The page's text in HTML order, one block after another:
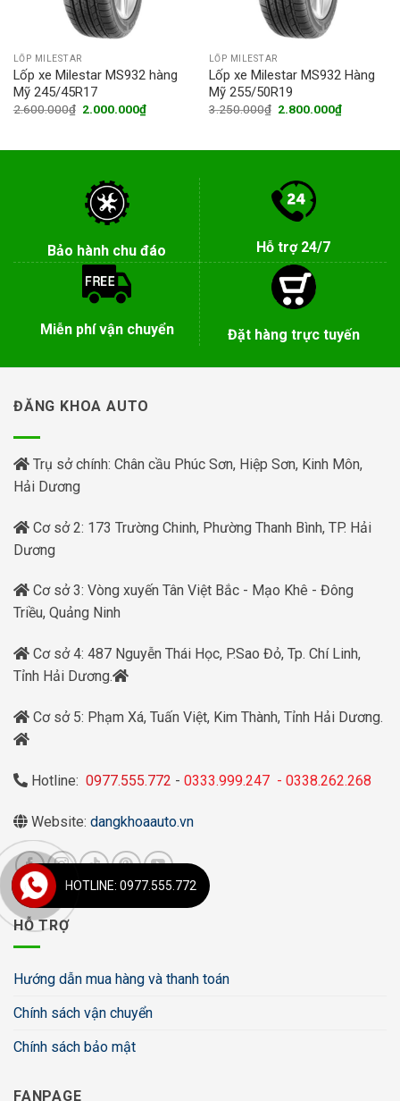
LỐP MILESTAR
Lốp xe Milestar MS932 hàng
Mỹ 245/45R17
2.600.000₫ Original
2.000.000₫Current
price
LỐP MILESTAR
Lốp xe Milestar MS932 Hàng
Mỹ 255/50R19
3.250.000₫ Original
2.800.000₫Current
price
Bảo hành chu đáo Hỗ trợ 24/7
Miễn phí vận chuyển Đặt hàng trực tuyến
ĐĂNG KHOA AUTO
Trụ sở chính: Chân cầu Phúc Sơn, Hiệp Sơn, Kinh Môn,
Hải Dương
Cơ sở 2: 173 Trường Chinh, Phường Thanh Bình, TP. Hải
Dương
Cơ sở 3: Vòng xuyến Tân Việt Bắc - Mạo Khê - Đông
Triều, Quảng Ninh
Cơ sở 4: 487 Nguyễn Thái Học, P.Sao Đỏ, Tp. Chí Linh,
Tỉnh Hải Dương.
Cơ sở 5: Phạm Xá, Tuấn Việt, Kim Thành, Tỉnh Hải Dương.
Hotline: 0977.555.772 - 0333.999.247 - 0338.262.268
Website: dangkhoaauto.vn
HỖ TRỢ
Hướng dẫn mua hàng và thanh toán
Chính sách vận chuyển
Chính sách bảo mật
FANPAGE
HOTLINE: 0977.555.772